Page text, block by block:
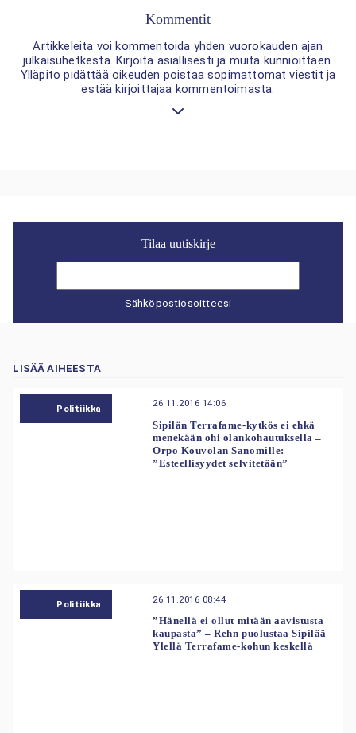
Kommentit
Artikkeleita voi kommentoida yhden vuorokauden ajan
julkaisuhetkestä. Kirjoita asiallisesti ja muita kunnioittaen.
Ylläpito pidättää oikeuden poistaa sopimattomat viestit ja
estää kirjoittajaa kommentoimasta.
Tilaa uutiskirje
Sähköpostiosoitteesi
LISÄÄ AIHEESTA
Politiikka 26.11.2016 14:06
Sipilän Terrafame-kytkös ei ehkä
menekään ohi olankohautuksella –
Orpo Kouvolan Sanomille:
”Esteellisyydet selvitetään”
Politiikka 26.11.2016 08:44
”Hänellä ei ollut mitään aavistusta
kaupasta” – Rehn puolustaa Sipilää
Ylellä Terrafame-kohun keskellä